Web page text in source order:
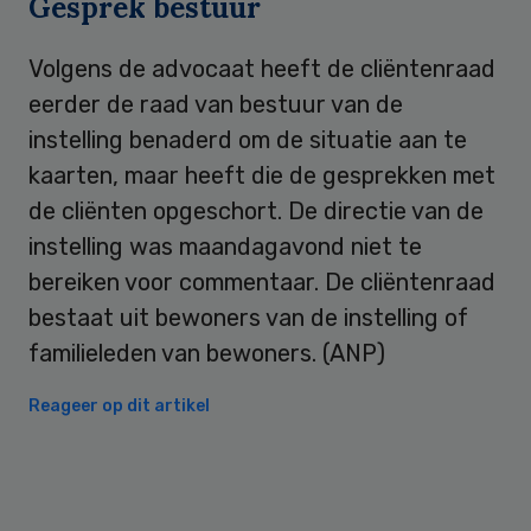
Volgens de advocaat heeft de cliëntenraad
eerder de raad van bestuur van de
instelling benaderd om de situatie aan te
kaarten, maar heeft die de gesprekken met
de cliënten opgeschort. De directie van de
instelling was maandagavond niet te
bereiken voor commentaar. De cliëntenraad
bestaat uit bewoners van de instelling of
familieleden van bewoners. (ANP)
Reageer op dit artikel